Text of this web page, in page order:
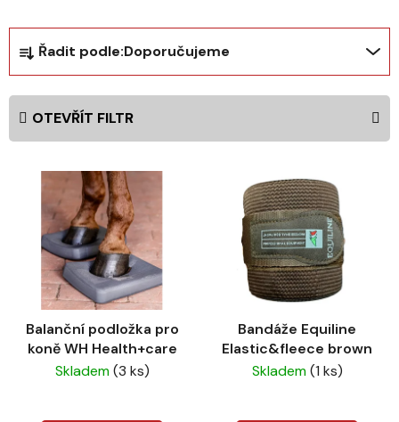
a
z
e
n
Řadit podle:Doporučujeme
OTEVŘÍT FILTR
Balanční podložka pro
koně WH Health+care
Skladem(3 ks)
Bandáže Equiline
Elastic&fleece brown
Skladem(1 ks)